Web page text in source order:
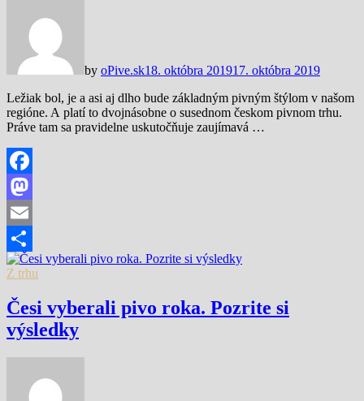
by oPive.sk18. októbra 201917. októbra 2019
Ležiak bol, je a asi aj dlho bude základným pivným štýlom v našom
regióne. A platí to dvojnásobne o susednom českom pivnom trhu.
Práve tam sa pravidelne uskutočňuje zaujímavá …
Facebook
Mastodon
Email
Share
Z trhu
Česi vyberali pivo roka. Pozrite si
výsledky